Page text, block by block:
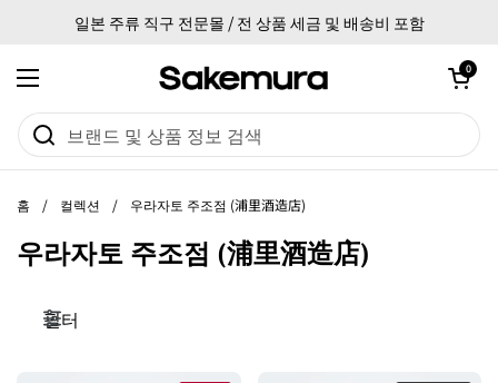
일본 주류 직구 전문몰 / 전 상품 세금 및 배송비 포함
메뉴 열기
카트 열기
0
홈 / 컬렉션 / 우라자토 주조점 (浦里酒造店)
우라자토 주조점 (浦里酒造店)
필터